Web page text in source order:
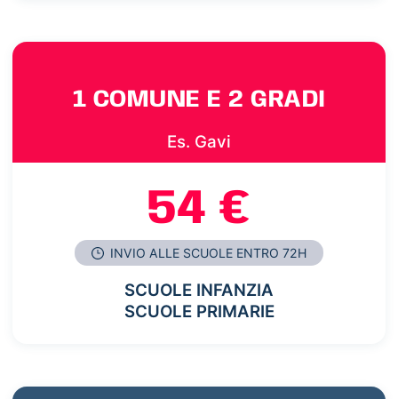
1 COMUNE E 2 GRADI
Es. Gavi
54 €
INVIO ALLE SCUOLE ENTRO 72H
SCUOLE INFANZIA
SCUOLE PRIMARIE